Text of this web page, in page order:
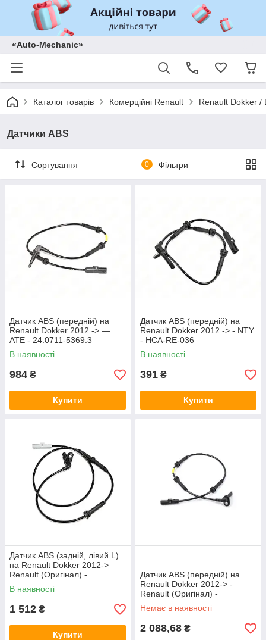
«Auto-Mechanic»
Каталог товарів Комерційні Renault Renault Dokker /
Датчики ABS
Сортування 0 Фільтри
Датчик ABS (передній) на
Renault Dokker 2012 -> —
ATE - 24.0711-5369.3
В наявності
984 ₴
Купити
Датчик ABS (передній) на
Renault Dokker 2012 -> - NTY
- HCA-RE-036
В наявності
391 ₴
Купити
Датчик ABS (задній, лівий L)
на Renault Dokker 2012-> —
Renault (Оригінал) -
479003753R
В наявності
1 512 ₴
Купити
Датчик ABS (передній) на
Renault Dokker 2012-> -
Renault (Оригінал) -
479104225R
Немає в наявності
2 088,68 ₴